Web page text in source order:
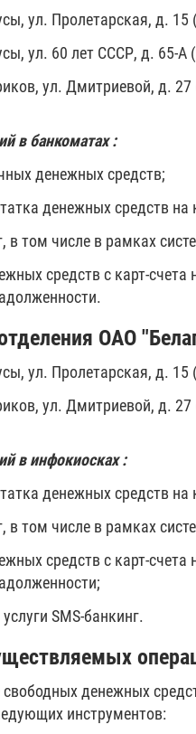
ул. Пролетарская, д. 15
ул. 60 лет СССР, д. 65-А
ул. Дмитриевой, д.
в банкоматах :
денежных средств;
денежных средств на
в том числе в рамках
средств с карт-
ОАО
ул. Пролетарская, д. 15
ул. Дмитриевой, д.
в инфокиосках :
денежных средств на
в том числе в рамках
средств с карт-
SMS-банкинг.
денежных
инструментов: